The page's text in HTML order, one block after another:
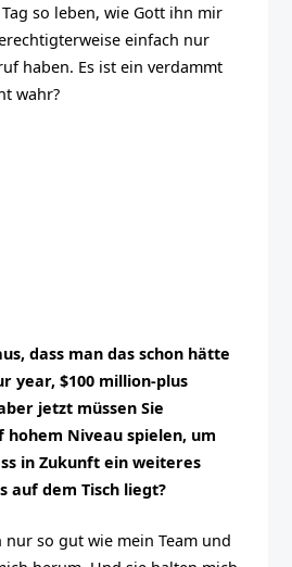
so leben, wie Gott ihn mir
einfach nur
haben. Es ist ein verdammt
wahr?
dass man das schon hätte
year, $100 million-plus
jetzt müssen Sie
hohem Niveau spielen, um
in Zukunft ein weiteres
auf dem Tisch liegt?
nur so gut wie mein Team und